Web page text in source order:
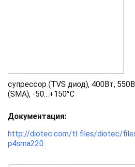
супрессор (TVS диод), 400Вт,
(SMA), -50…+150°С
Документация:
http://diotec.com/tl files/diotec/
p4sma220